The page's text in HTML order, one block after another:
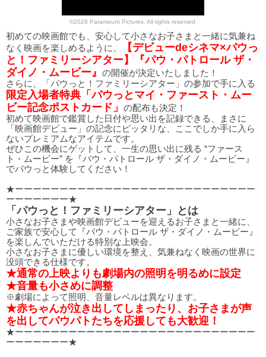
©2026 Paramount Pictures. All rights reserved.
初めての映画館でも、安心して小さなお子さまと一緒に気兼ね
なく映画を楽しめるように、
【デビューdeシネマ×パウっ
と！ファミリーシアター】『パウ・パトロール ザ・
ダイノ・ムービー』
の開催が決定いたしました！
さらに、「パウっと！ファミリーシアター」の参加で手に入る
限定入場者特典「パウっとマイ・ファースト・ムー
ビー記念ポストカード」
の配布も決定！
初めて映画館で鑑賞した日付や思い出を記録できる、まさに
「映画館デビュー」の記念にピッタリな、ここでしか手に入ら
ないプレミアムなアイテムです。
ぜひこの機会にゲットして、一生の思い出に残る “ファース
ト・ムービー” を『パウ・パトロール ザ・ダイノ・ムービー』
でパウっと体験してください！
★ーーーーーーーーーーーーーーーーーーーーーーーーーーー
ーーーーーーー★
「パウっと！ファミリーシアター」とは
小さなお子さまや映画館デビューを迎えるお子さまと一緒に、
ご家族で安心して『パウ・パトロール ザ・ダイノ・ムービー』
を楽しんでいただける特別な上映会。
小さなお子さまに優しい環境を整え、気兼ねなく映画の世界に
没頭できる仕様です。
★通常の上映よりも劇場内の照明を明るめに設定
★音量も小さめに調整
※劇場によって照明、音量レベルは異なります。
★赤ちゃんが泣き出してしまったり、お子さまが声
を出してパウパトたちを応援しても大歓迎！
★ーーーーーーーーーーーーーーーーーーーーーーーーーーー
ーーーーーーー★